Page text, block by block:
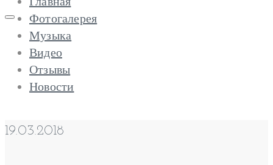
Skip
content
Главная
Фотогалерея
Музыка
Видео
Отзывы
Новости
19.03.2018